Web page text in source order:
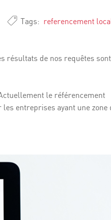
Tags: referencement
résultats de nos requêtes sont
le référencement
entreprises ayant une zone